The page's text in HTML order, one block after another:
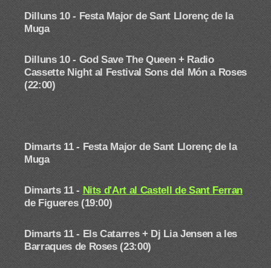
Dilluns 10 - Festa Major de Sant Llorenç de la
Muga
Dilluns 10 - God Save The Queen + Radio
Cassette Night al Festival Sons del Món a Roses
(22:00)
Dimarts 11 - Festa Major de Sant Llorenç de la
Muga
Dimarts 11 - Nits d'Art al Castell de Sant Ferran
de Figueres (19:00)
Dimarts 11 - Els Catarres + Dj Lia Jensen a les
Barraques de Roses (23:00)